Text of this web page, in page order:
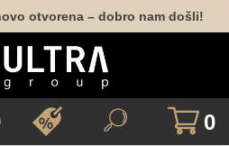
otvorena – dobro nam došli!
0